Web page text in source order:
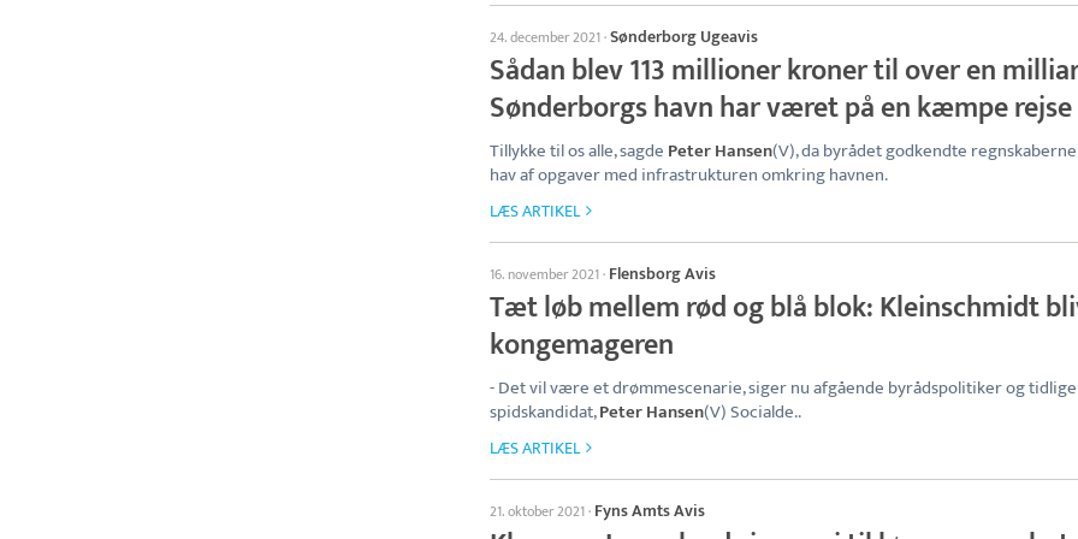
24. december 2021·Sønderborg Ugeavis
Sådan blev 113 millioner kroner til over en
Sønderborgs havn har været på en kæmpe rejse
Tillykke til os alle, sagde Peter Hansen(V), da byrådet godkendte
hav af opgaver med infrastrukturen omkring havnen.
LÆS ARTIKEL
16. november 2021· Flensborg Avis
Tæt løb mellem rød og blå blok: Kleinschmidt
kongemageren
- Det vil være et drømmescenarie, siger nu afgående byrådspolitiker og
spidskandidat,Peter Hansen(V) Socialde..
LÆS ARTIKEL
21. oktober 2021· Fyns Amts Avis